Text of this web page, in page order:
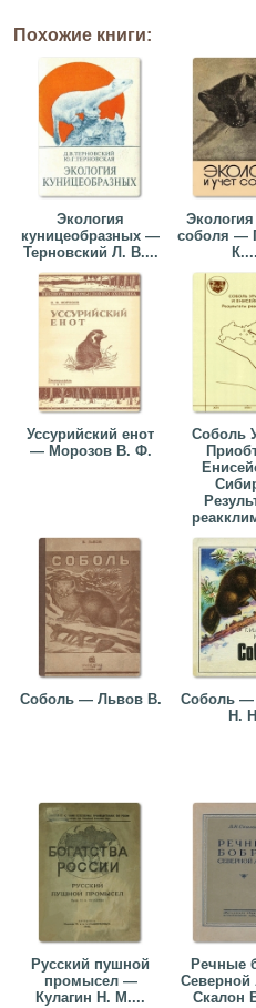
Похожие книги:
Экология
куницеобразных —
Терновский Л. В....
соболя —
К....
Уссурийский енот
— Морозов В. Ф.
Соболь
Соболь — Львов В.
Соболь —
Н.
Русский пушной
промысел —
Кулагин Н. М....
Речные
Скалон